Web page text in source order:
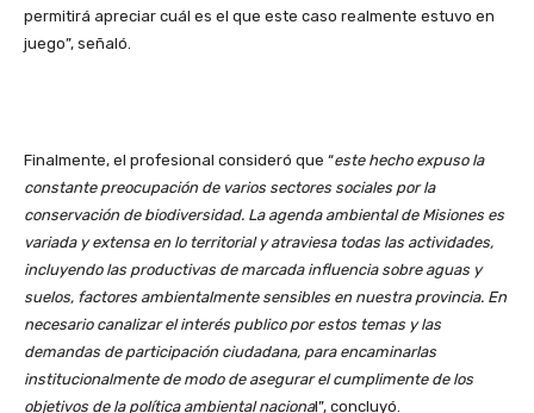
permitirá apreciar cuál es el que este caso realmente estuvo en
juego”, señaló.
Finalmente, el profesional consideró que “este hecho expuso la
constante preocupación de varios sectores sociales por la
conservación de biodiversidad. La agenda ambiental de Misiones es
variada y extensa en lo territorial y atraviesa todas las actividades,
incluyendo las productivas de marcada influencia sobre aguas y
suelos, factores ambientalmente sensibles en nuestra provincia. En
necesario canalizar el interés publico por estos temas y las
demandas de participación ciudadana, para encaminarlas
institucionalmente de modo de asegurar el cumplimente de los
objetivos de la política ambiental nacional”, concluyó.